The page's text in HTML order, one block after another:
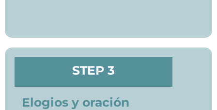
STEP 3
Elogios y oración